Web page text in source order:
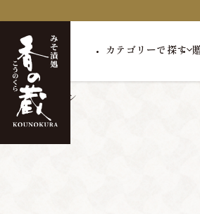
カテゴリーで探す
トップ ログイン